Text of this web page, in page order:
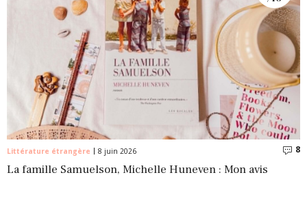
Littérature étrangère 8 juin 2026 8
La famille Samuelson, Michelle Huneven : Mon avis